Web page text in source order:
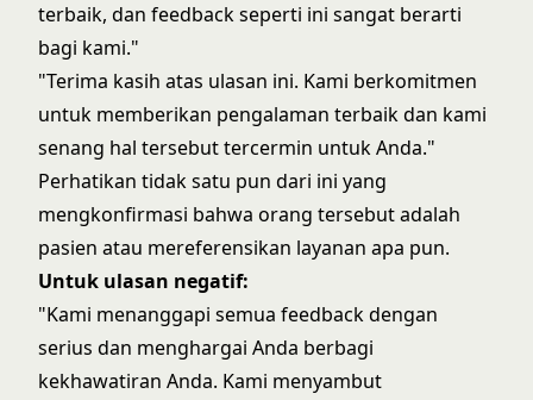
terbaik, dan feedback seperti ini sangat berarti
bagi kami."
"Terima kasih atas ulasan ini. Kami berkomitmen
untuk memberikan pengalaman terbaik dan kami
senang hal tersebut tercermin untuk Anda."
Perhatikan tidak satu pun dari ini yang
mengkonfirmasi bahwa orang tersebut adalah
pasien atau mereferensikan layanan apa pun.
Untuk ulasan negatif:
"Kami menanggapi semua feedback dengan
serius dan menghargai Anda berbagi
kekhawatiran Anda. Kami menyambut